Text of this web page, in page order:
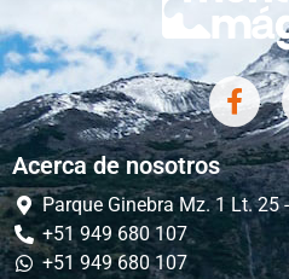
Acerca de nosotros
Parque Ginebra Mz. 1 Lt. 25
+51 949 680 107
+51 949 680 107